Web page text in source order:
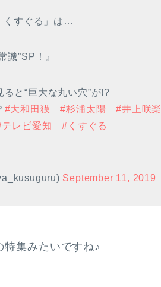
くすぐる」は…
識”SP！』
と“巨大な丸い穴”が!?
#大和田獏 #杉浦太陽 #井上咲楽
テレビ愛知
#くすぐる
September 11, 2019
集みたいですね♪